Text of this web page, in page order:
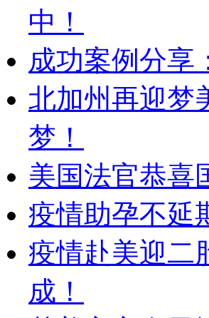
中！
成功案例分享
北加州再迎梦
梦！
美国法官恭喜
疫情助孕不延
疫情赴美迎二
成！